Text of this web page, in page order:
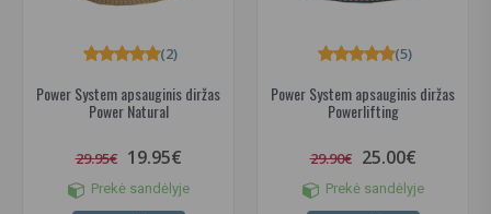
Power System apsauginis diržas
Power Natural
(2)
29.95€ 19.95€
Prekė sandėlyje
Power System apsauginis diržas
Powerlifting
(5)
29.90€ 25.00€
Prekė sandėlyje